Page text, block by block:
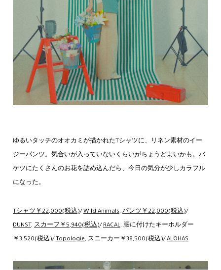
ゆるいタッチのオオカミが描かれたTシャツに、リネン素材のイー
ジーパンツ。気合いが入っていないくらいがちょうどよいかも。バ
ケツにたくさんのお花を詰め込んだら、今日の気分が少しカラフル
になった。
Tシャツ￥22,000(税込)/ Wild Animals, パンツ￥22,000(税込)/
DUNST, スカーフ￥5,940(税込)/ RACAL, 腰に付けたキーホルダー
￥3,520(税込)/ Topologie, スニーカー￥38,500(税込)/ ALOHAS